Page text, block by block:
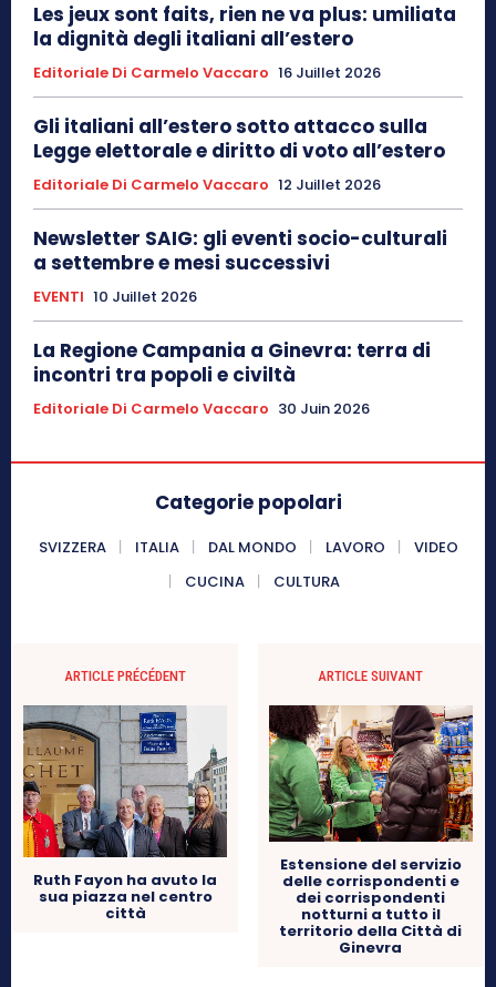
Les jeux sont faits, rien ne va plus: umiliata
la dignità degli italiani all’estero
Editoriale Di Carmelo Vaccaro 16 Juillet 2026
Gli italiani all’estero sotto attacco sulla
Legge elettorale e diritto di voto all’estero
Editoriale Di Carmelo Vaccaro 12 Juillet 2026
Newsletter SAIG: gli eventi socio-culturali
a settembre e mesi successivi
EVENTI 10 Juillet 2026
La Regione Campania a Ginevra: terra di
incontri tra popoli e civiltà
Editoriale Di Carmelo Vaccaro 30 Juin 2026
Categorie popolari
SVIZZERA ITALIA DAL MONDO LAVORO
VIDEO
CUCINA
CULTURA
ARTICLE PRÉCÉDENT
Ruth Fayon ha avuto la
sua piazza nel centro
città
ARTICLE SUIVANT
Estensione del servizio
delle corrispondenti e
dei corrispondenti
notturni a tutto il
territorio della Città di
Ginevra